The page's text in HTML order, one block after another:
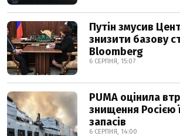
Путін змусив
знизити базову
Bloomberg
6 СЕРПНЯ, 15:07
PUMA оцінила
знищення Росією
запасів
6 СЕРПНЯ, 14:00